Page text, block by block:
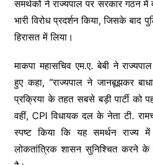
समर्थकों ने राज्यपाल पर सरकार गठन
भारी विरोध प्रदर्शन किया, जिसके बाद
हिरासत में लिया।
माकपा महासचिव एम.ए. बेबी ने
हुए कहा, “राज्यपाल ने जानबूझकर
प्रक्रिया के तहत सबसे बड़ी पार्टी को
वहीं, CPI विधायक दल के नेता टी.
स्पष्ट किया कि यह समर्थन राज्य में
लोकतांत्रिक शासन सुनिश्चित करने के